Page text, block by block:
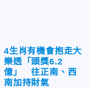
4生肖有機會抱走大
樂透「頭獎6.2
億」 往正南、西
南加持財氣